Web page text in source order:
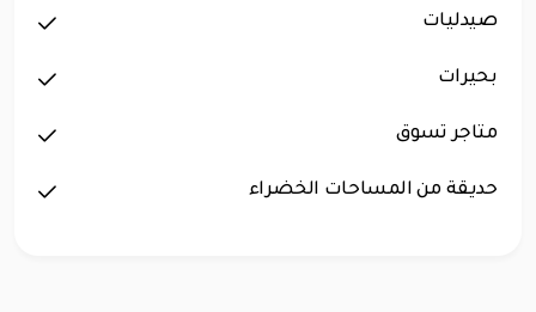
صيدليات
بحيرات
متاجر تسوق
حديقة من المساحات الخضراء